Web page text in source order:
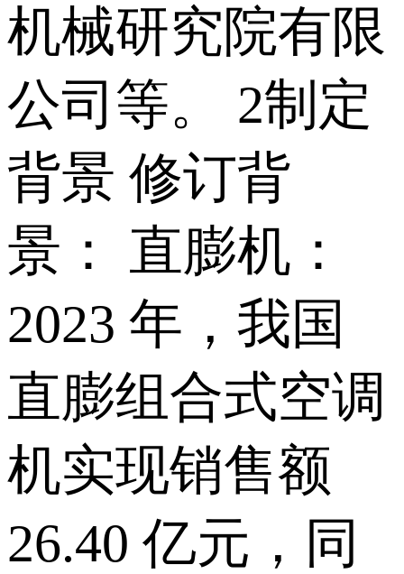
机械研究院有限
公司等。 2制定
背景 修订背
景： 直膨机：
2023 年，我国
直膨组合式空调
机实现销售额
26.40 亿元，同